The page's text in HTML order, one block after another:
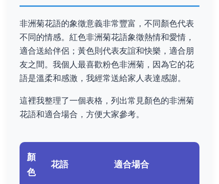
非洲菊花語的象徵意義非常豐富，不同顏色代表
不同的情感。紅色非洲菊花語象徵熱情和愛情，
適合送給伴侶；黃色則代表友誼和快樂，適合朋
友之間。我個人最喜歡粉色非洲菊，因為它的花
語是溫柔和感激，我經常送給家人表達感謝。
這裡我整理了一個表格，列出常見顏色的非洲菊
花語和適合場合，方便大家參考。
顏
色
花語 適合場合